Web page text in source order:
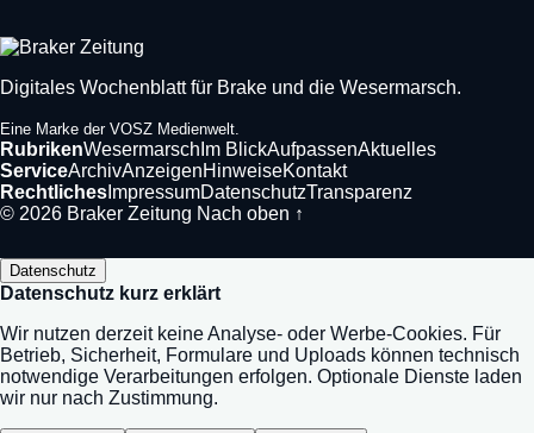
Digitales Wochenblatt für Brake und die Wesermarsch.
Eine Marke der VOSZ Medienwelt.
RubrikenWesermarsch Im BlickAufpassenAktuelles
ServiceArchivAnzeigenHinweiseKontakt
Rechtliches ImpressumDatenschutzTransparenz
© 2026 Braker Zeitung Nach oben ↑
Datenschutz
Datenschutz kurz erklärt
Wir nutzen derzeit keine Analyse- oder Werbe-Cookies. Für
Betrieb, Sicherheit, Formulare und Uploads können technisch
notwendige Verarbeitungen erfolgen. Optionale Dienste laden
wir nur nach Zustimmung.